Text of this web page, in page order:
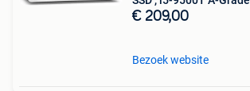
€ 209,00
Bezoek website